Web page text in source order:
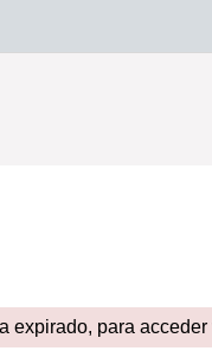
expirado, para